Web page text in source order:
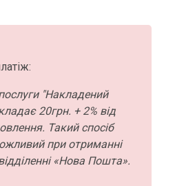
"Накладений
20грн. + 2% від
Такий спосіб
при отриманні
«Нова Пошта».